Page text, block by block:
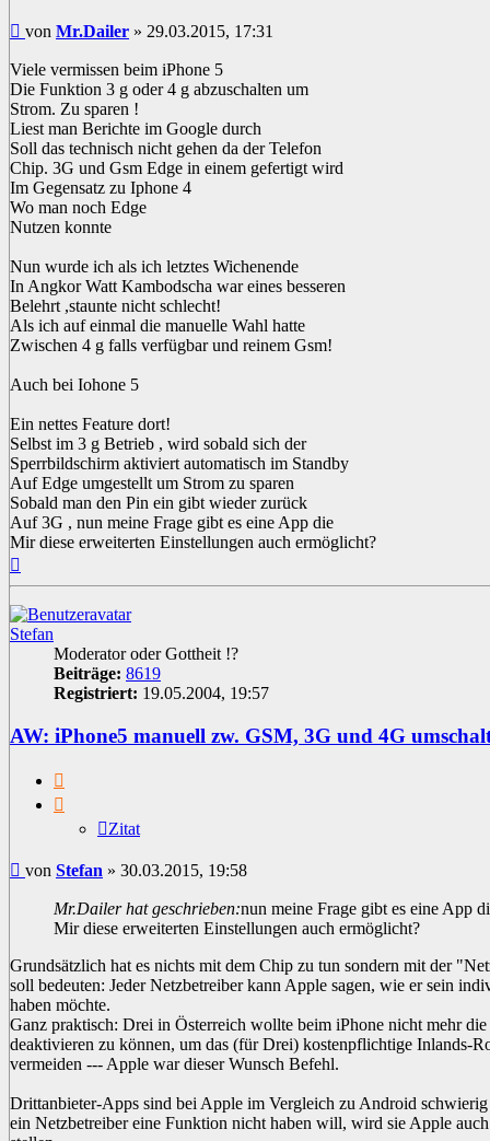
Beitrag
von Mr.Dailer » 29.03.2015, 17:31
Viele vermissen beim iPhone 5
Die Funktion 3 g oder 4 g abzuschalten um
Strom. Zu sparen !
Liest man Berichte im Google durch
Soll das technisch nicht gehen da der Telefon
Chip. 3G und Gsm Edge in einem gefertigt wird
Im Gegensatz zu Iphone 4
Wo man noch Edge
Nutzen konnte
Nun wurde ich als ich letztes Wichenende
In Angkor Watt Kambodscha war eines besseren
Belehrt ,staunte nicht schlecht!
Als ich auf einmal die manuelle Wahl hatte
Zwischen 4 g falls verfügbar und reinem Gsm!
Auch bei Iohone 5
Ein nettes Feature dort!
Selbst im 3 g Betrieb , wird sobald sich der
Sperrbildschirm aktiviert automatisch im Standby
Auf Edge umgestellt um Strom zu sparen
Sobald man den Pin ein gibt wieder zurück
Auf 3G , nun meine Frage gibt es eine App die
Mir diese erweiterten Einstellungen auch ermöglicht?
Stefan
Moderator oder Gottheit !?
Beiträge: 8619
Registriert: 19.05.2004, 19:57
AW: iPhone5 manuell zw. GSM, 3G und 4G
Zitat
Beitrag
von Stefan » 30.03.2015, 19:58
Mr.Dailer hat geschrieben:nun meine Frage gibt es eine App
Mir diese erweiterten Einstellungen auch ermöglicht?
Grundsätzlich hat es nichts mit dem Chip zu tun sondern mit der
soll bedeuten: Jeder Netzbetreiber kann Apple sagen, wie er sein
haben möchte.
Ganz praktisch: Drei in Österreich wollte beim iPhone nicht mehr
deaktivieren zu können, um das (für Drei) kostenpflichtige Inlands-
vermeiden --- Apple war dieser Wunsch Befehl.
Drittanbieter-Apps sind bei Apple im Vergleich zu Android
ein Netzbetreiber eine Funktion nicht haben will, wird sie Apple